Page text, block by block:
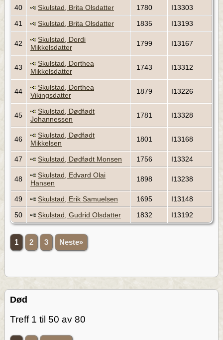
40 Skulstad, Brita Olsdatter 1780
I13303
41
Skulstad, Brita Olsdatter 1835 I13193
42
Skulstad, Dordi
Mikkelsdatter
1799 I13167
43
Skulstad, Dorthea
Mikkelsdatter
1743 I13312
44
Skulstad, Dorthea
Vikingsdatter
1879 I13226
45
Skulstad, Dødfødt
Johannessen
1781 I13328
46
Skulstad, Dødfødt
Mikkelsen
1801 I13168
47 Skulstad, Dødfødt Monsen 1756 I13324
48
Skulstad, Edvard Olai
Hansen
1898 I13238
49 Skulstad, Erik Samuelsen 1695
I13148
50
Skulstad, Gudrid Olsdatter 1832 I13192
1 2 3 Neste»
Død
Treff 1 til 50 av 80